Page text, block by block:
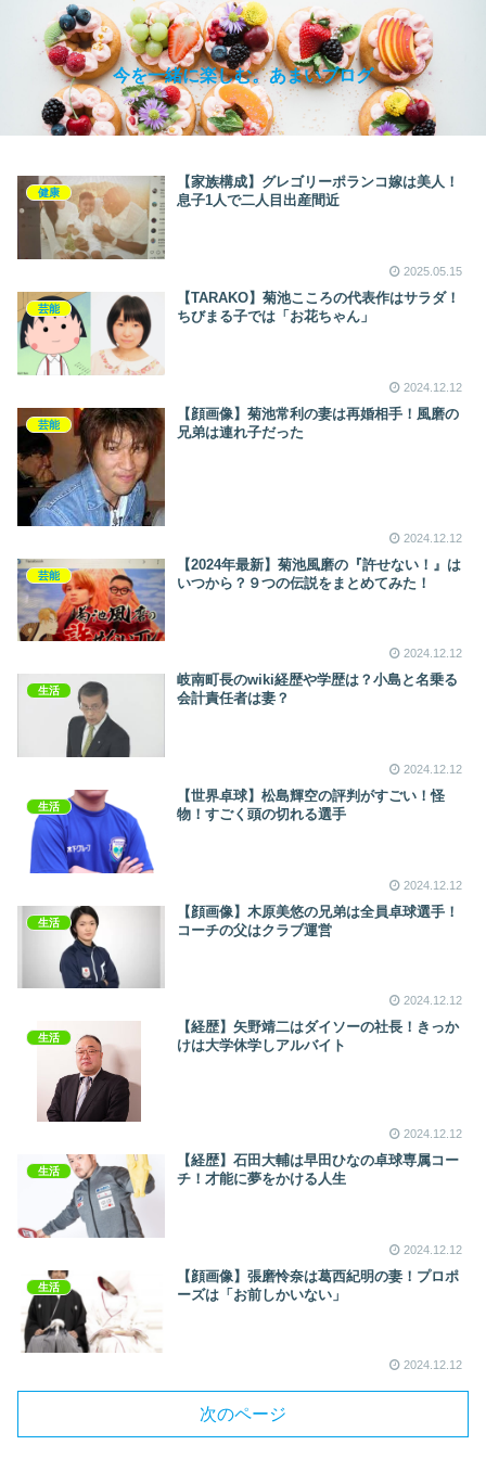
今を一緒に楽しむ。あまいブログ
健康
【家族構成】グレゴリーポランコ嫁は美人！
息子1人で二人目出産間近
2025.05.15
芸能
【TARAKO】菊池こころの代表作はサラダ！
ちびまる子では「お花ちゃん」
2024.12.12
芸能
【顔画像】菊池常利の妻は再婚相手！風磨の
兄弟は連れ子だった
2024.12.12
芸能
【2024年最新】菊池風磨の『許せない！』は
いつから？９つの伝説をまとめてみた！
2024.12.12
生活
岐南町長のwiki経歴や学歴は？小島と名乗る
会計責任者は妻？
2024.12.12
生活
【世界卓球】松島輝空の評判がすごい！怪
物！すごく頭の切れる選手
2024.12.12
生活
【顔画像】木原美悠の兄弟は全員卓球選手！
コーチの父はクラブ運営
2024.12.12
生活
【経歴】矢野靖二はダイソーの社長！きっか
けは大学休学しアルバイト
2024.12.12
生活
【経歴】石田大輔は早田ひなの卓球専属コー
チ！才能に夢をかける人生
2024.12.12
生活
【顔画像】張磨怜奈は葛西紀明の妻！プロポ
ーズは「お前しかいない」
2024.12.12
次のページ